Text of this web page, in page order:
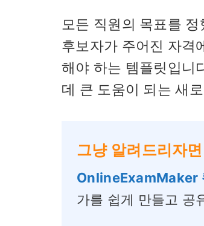
모든 직원의 목표를
후보자가 주어진 자격
해야 하는 템플릿입니
데 큰 도움이 되는 새
그냥 알려드리자면
OnlineExamMaker
가를 쉽게 만들고 공